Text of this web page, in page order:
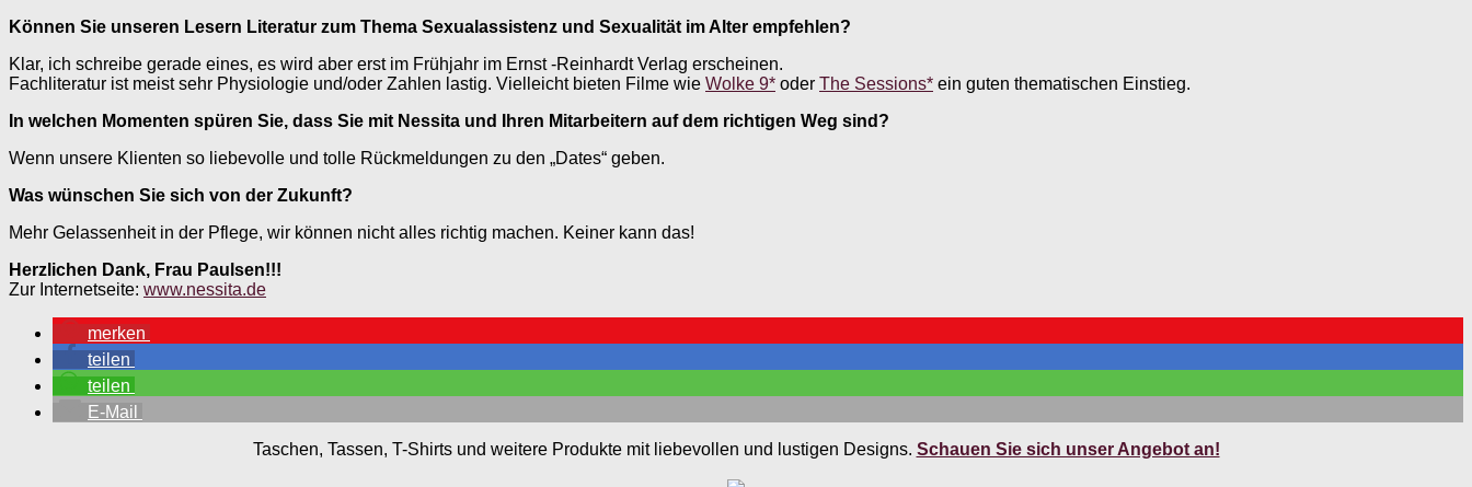
Können Sie unseren Lesern Literatur zum Thema Sexualassistenz und Sexualität im Alter empfehlen?
Klar, ich schreibe gerade eines, es wird aber erst im Frühjahr im Ernst -Reinhardt Verlag erscheinen.
Fachliteratur ist meist sehr Physiologie und/oder Zahlen lastig. Vielleicht bieten Filme wie Wolke 9* oder The Sessions* ein guten thematischen Einstieg.
In welchen Momenten spüren Sie, dass Sie mit Nessita und Ihren Mitarbeitern auf dem richtigen Weg sind?
Wenn unsere Klienten so liebevolle und tolle Rückmeldungen zu den „Dates“ geben.
Was wünschen Sie sich von der Zukunft?
Mehr Gelassenheit in der Pflege, wir können nicht alles richtig machen. Keiner kann das!
Herzlichen Dank, Frau Paulsen!!!
Zur Internetseite: www.nessita.de
merken
teilen
teilen
E-Mail
Taschen, Tassen, T-Shirts und weitere Produkte mit liebevollen und lustigen Designs. Schauen Sie sich unser Angebot an!